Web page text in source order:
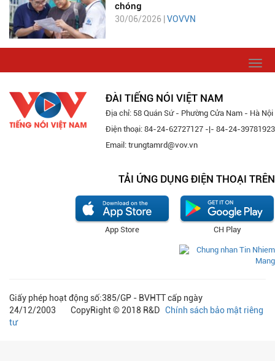
chóng
30/06/2026 | VOVVN
ĐÀI TIẾNG NÓI VIỆT NAM
Địa chỉ: 58 Quán Sứ - Phường Cửa Nam - Hà Nội
Điện thoại: 84-24-62727127 -|- 84-24-39781923
Email: trungtamrd@vov.vn
TẢI ỨNG DỤNG ĐIỆN THOẠI TRÊN
CH Play
App Store
Giấy phép hoạt động số:385/GP - BVHTT cấp ngày
24/12/2003 CopyRight © 2018 R&D Chính sách bảo mật riêng
tư